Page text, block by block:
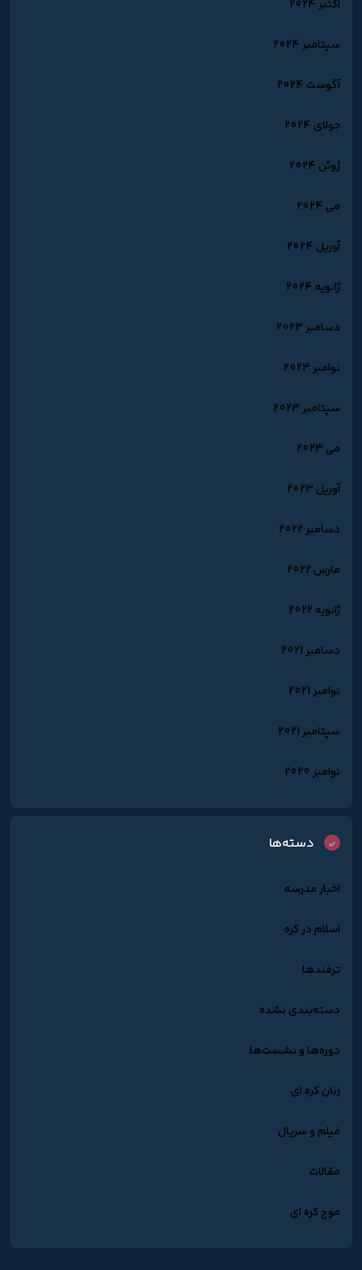
اکتبر 2024
سپتامبر 2024
آگوست 2024
جولای 2024
ژوئن 2024
می 2024
آوریل 2024
ژانویه 2024
دسامبر 2023
نوامبر 2023
سپتامبر 2023
می 2023
آوریل 2023
دسامبر 2022
مارس 2022
ژانویه 2022
دسامبر 2021
نوامبر 2021
سپتامبر 2021
نوامبر 2020
دسته‌ها
اخبار مدرسه
اسلام در کره
ترفندها
دسته‌بندی نشده
دوره‌ها و نشست‌ها
زبان کره ای
فیلم و سریال
مقالات
موج کره ای